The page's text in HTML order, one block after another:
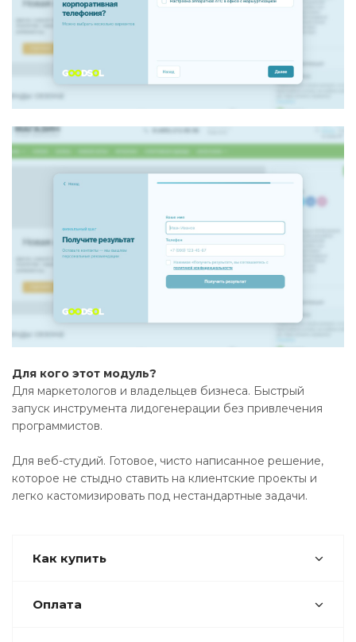
Для кого этот модуль?
Для маркетологов и владельцев бизнеса. Быстрый
запуск инструмента лидогенерации без привлечения
программистов.
Для веб-студий. Готовое, чисто написанное решение,
которое не стыдно ставить на клиентские проекты и
легко кастомизировать под нестандартные задачи.
Как купить
Оплата